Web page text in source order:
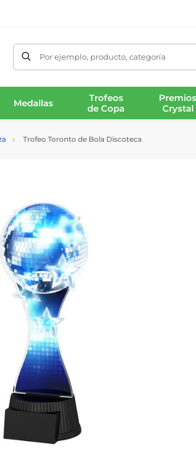
Por ejemplo, producto, categoría
Medallas
Trofeos
de Copa
Premios
Crystal
Trofeo Toronto de Bola Discoteca